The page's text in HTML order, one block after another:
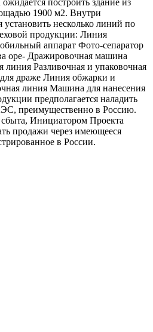
1900 м2. Внутри
несколько линий по
продукции: Линия
аппарат Фото-сепаратор
оре- Дражировочная машина
линия Разливочная и упаковочная
драже Линия обжарки и
линия Машина для нанесения
предполагается наладить
преимущественно в Россию.
Инициатором Проекта
продажи через имеющееся
в России.